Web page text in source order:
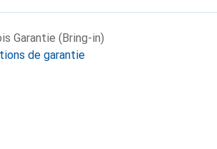
Garantie (Bring-in)
de garantie